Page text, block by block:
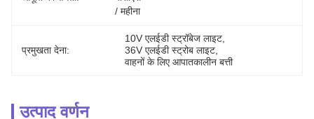
/ महीना
प्रमुखता देना:
10V एलईडी स्ट्रॉबेज लाइट
36V एलईडी स्ट्रोब लाइट
वाहनों के लिए आपातकालीन बत्ती
उत्पाद वर्णन